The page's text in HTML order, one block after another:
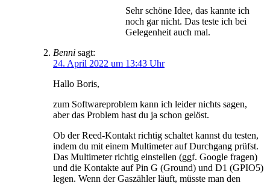
Sehr schöne Idee, das kannte ich
noch gar nicht. Das teste ich bei
Gelegenheit auch mal.
Benni sagt:
24. April 2022 um 13:43 Uhr
Hallo Boris,
zum Softwareproblem kann ich leider nichts sagen,
aber das Problem hast du ja schon gelöst.
Ob der Reed-Kontakt richtig schaltet kannst du testen,
indem du mit einem Multimeter auf Durchgang prüfst.
Das Multimeter richtig einstellen (ggf. Google fragen)
und die Kontakte auf Pin G (Ground) und D1 (GPIO5)
legen. Wenn der Gaszähler läuft, müsste man den